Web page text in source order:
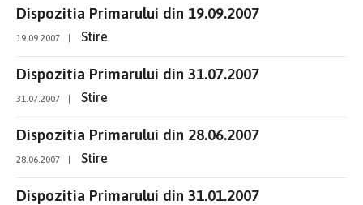
Dispozitia Primarului din 19.09.2007
19.09.2007 Stire
Dispozitia Primarului din 31.07.2007
31.07.2007 Stire
Dispozitia Primarului din 28.06.2007
28.06.2007 Stire
Dispozitia Primarului din 31.01.2007